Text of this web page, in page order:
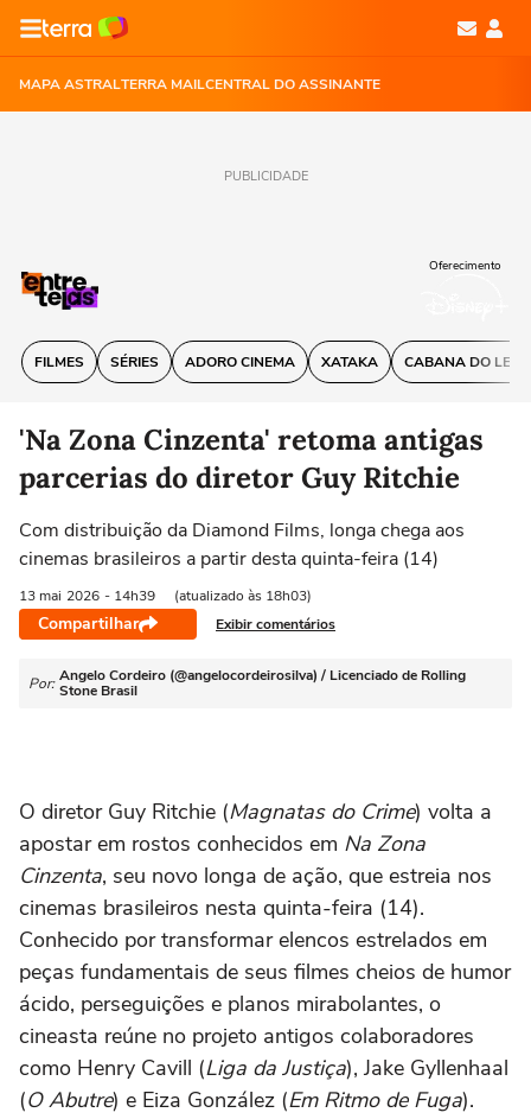
MAPA ASTRALTERRA MAILCENTRAL DO ASSINANTE
PUBLICIDADE
FILMES SÉRIES ADORO CINEMA XATAKA CABANA DO
Oferecimento
'Na Zona Cinzenta' retoma antigas
parcerias do diretor Guy Ritchie
Com distribuição da Diamond Films, longa chega aos
cinemas brasileiros a partir desta quinta-feira (14)
13 mai 2026 - 14h39 (atualizado às 18h03)
Compartilhar Exibir comentários
Por: Angelo Cordeiro (@angelocordeirosilva) / Licenciado de Rolling
Stone Brasil
O diretor Guy Ritchie (Magnatas do Crime) volta a
apostar em rostos conhecidos em Na Zona
Cinzenta, seu novo longa de ação, que estreia nos
cinemas brasileiros nesta quinta-feira (14).
Conhecido por transformar elencos estrelados em
peças fundamentais de seus filmes cheios de humor
ácido, perseguições e planos mirabolantes, o
cineasta reúne no projeto antigos colaboradores
como Henry Cavill (Liga da Justiça), Jake Gyllenhaal
(O Abutre) e Eiza González (Em Ritmo de Fuga).